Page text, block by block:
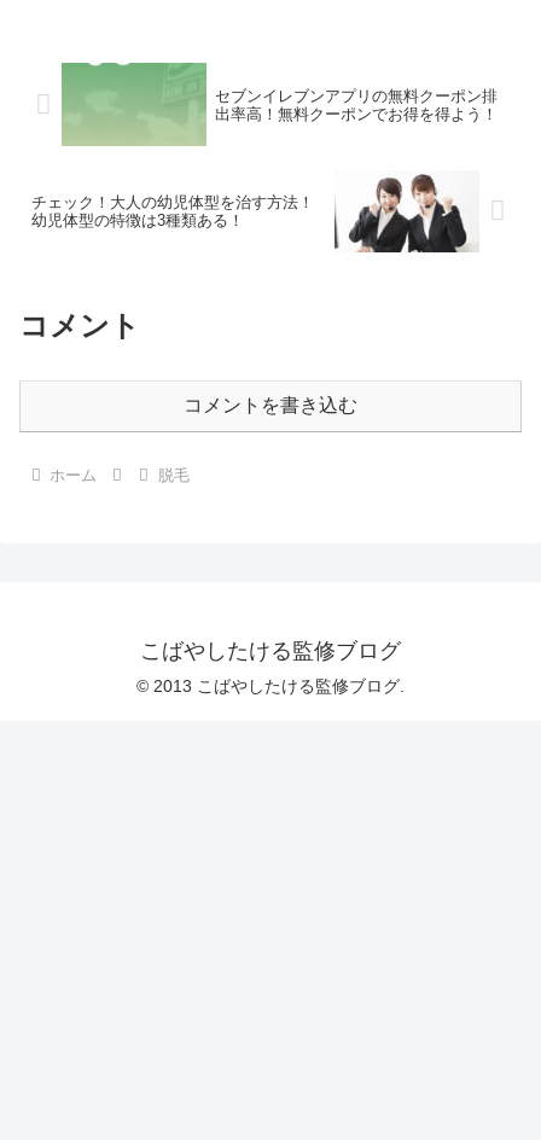
セブンイレブンアプリの無料クーポン排
出率高！無料クーポンでお得を得よう！
チェック！大人の幼児体型を治す方法！
幼児体型の特徴は3種類ある！
コメント
コメントを書き込む
ホーム 脱毛
こばやしたける監修ブログ
© 2013 こばやしたける監修ブログ.